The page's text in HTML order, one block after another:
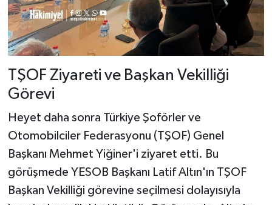
TŞOF Ziyareti ve Başkan Vekilliği
Görevi
Heyet daha sonra Türkiye Şoförler ve
Otomobilciler Federasyonu (TŞOF) Genel
Başkanı Mehmet Yiğiner'i ziyaret etti. Bu
görüşmede YESOB Başkanı Latif Altın'ın TŞOF
Başkan Vekilliği görevine seçilmesi dolayısıyla